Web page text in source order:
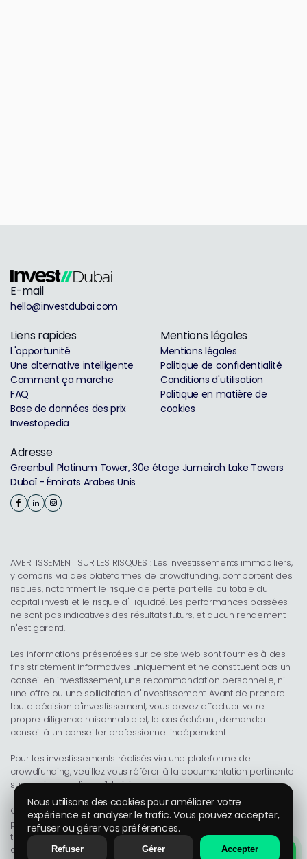
E-mail
hello@investdubai.com
Liens rapides
L'opportunité
Une alternative intelligente
Comment ça marche
FAQ
Base de données des prix
Investopedia
Mentions légales
Mentions légales
Politique de confidentialité
Conditions d'utilisation
Politique en matière de
cookies
Adresse
Greenbull Platinum Tower, 30e étage Jumeirah Lake Towers
Dubaï - Émirats Arabes Unis
AVERTISSEMENT SUR LES RISQUES : Les investissements immobiliers,
y compris via des plateformes de crowdfunding, comportent des
risques, notamment le risque de perte partielle ou totale du
capital investi et le risque d'illiquidité. Les performances passées
ne sont pas indicatives des résultats futurs, et aucun rendement
n'est garanti.
Les informations présentées sur ce site web sont fournies à des
fins strictement informatives uniquement et ne constituent pas un
conseil en investissement, une recommandation personnelle, ni
une offre ou une sollicitation d'investissement. Avant de prendre
toute décision d'investissement, vous devez effectuer votre
propre diligence raisonnable et, le cas échéant, demander
conseil à un conseiller professionnel indépendant.
Pour les investissements réalisés via une plateforme de
crowdfunding, veuillez vous référer à la documentation pertinente
sur les risques disponibleici.
Ce site web est uniquement à des fins d'information. Tous les
projets présentés (y compris les projets passés) sont montrés à
titre illustratif uniquement. Pour créer un compte et accéder aux
opportunités d'investissement disponibles, vous devez visiter la
Nous utilisons des cookies pour améliorer votre
expérience et analyser le trafic. Vous pouvez accepter,
refuser ou gérer vos préférences.
Refuser Gérer Accepter